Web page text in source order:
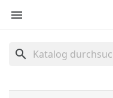

search